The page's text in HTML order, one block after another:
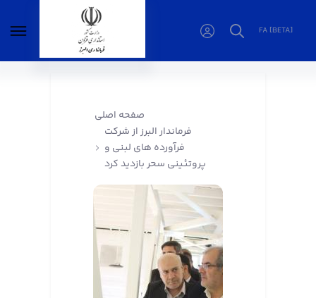
FA [BETA]
صفحه اصلی
فرماندار البرز از شرکت
فرآورده های لبنی و
پروتئینی سحر بازدید کرد